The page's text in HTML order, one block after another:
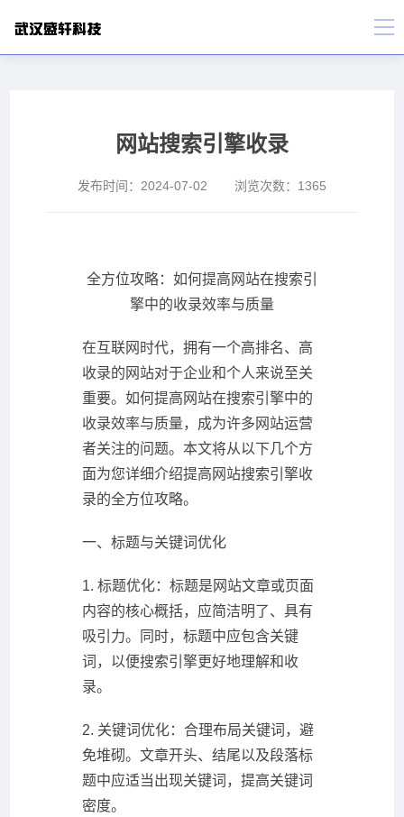
网站搜索引擎收录
发布时间： 2024-07-02 浏览次数： 1365
全方位攻略：如何提高网站在搜索引
擎中的收录效率与质量
在互联网时代，拥有一个高排名、高
收录的网站对于企业和个人来说至关
重要。如何提高网站在搜索引擎中的
收录效率与质量，成为许多网站运营
者关注的问题。本文将从以下几个方
面为您详细介绍提高网站搜索引擎收
录的全方位攻略。
一、标题与关键词优化
1. 标题优化：标题是网站文章或页面
内容的核心概括，应简洁明了、具有
吸引力。同时，标题中应包含关键
词，以便搜索引擎更好地理解和收
录。
2. 关键词优化：合理布局关键词，避
免堆砌。文章开头、结尾以及段落标
题中应适当出现关键词，提高关键词
密度。